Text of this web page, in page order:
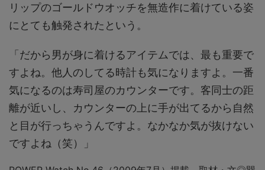
リップのゴールドウオッチを無造作に着けている姿
にとても触発されたという。
「だから男が身に着けるアイテムでは、最も重要で
すよね。他人のしてる時計も気になりますよ。一番
気になるのは寿司屋のカウンターです。客同士の距
離が近いし、カウンターの上に手が出てるから自然
と目が行っちゃうんですよ。なかなか気が抜けない
ですよね（笑）」